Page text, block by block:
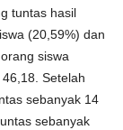
tuntas hasil
(20,59%) dan
siswa
Setelah
sebanyak 14
sebanyak